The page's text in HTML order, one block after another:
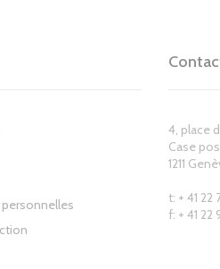
4, place
Case
1211
t: + 41 22
f: + 41